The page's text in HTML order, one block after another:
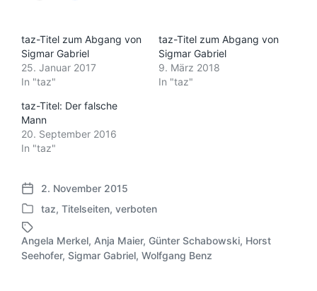
taz-Titel zum Abgang von
Sigmar Gabriel
25. Januar 2017
In "taz"
taz-Titel zum Abgang von
Sigmar Gabriel
9. März 2018
In "taz"
taz-Titel: Der falsche
Mann
20. September 2016
In "taz"
V
e
r
ö
f
2. November 2015
V
e
r
ö
taz, Titelseiten, verboten
S
c
Angela Merkel, Anja Maier, Günter Schabowski, Horst
Seehofer, Sigmar Gabriel, Wolfgang Benz